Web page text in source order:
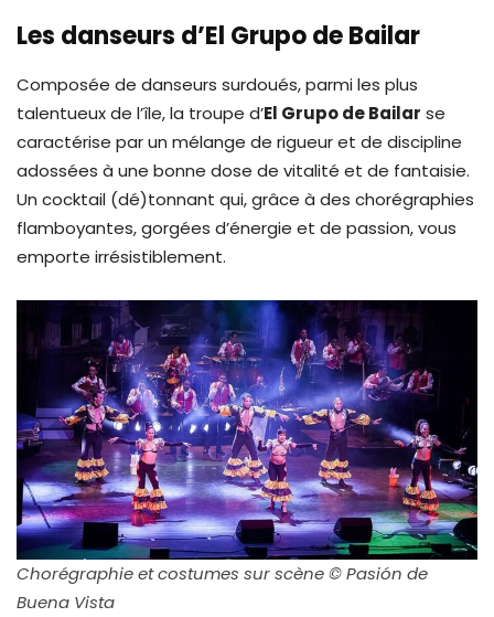
Les danseurs d’El Grupo de Bailar
Composée de danseurs surdoués, parmi les plus
talentueux de l’île, la troupe d’El Grupo de Bailar se
caractérise par un mélange de rigueur et de discipline
adossées à une bonne dose de vitalité et de fantaisie.
Un cocktail (dé)tonnant qui, grâce à des chorégraphies
flamboyantes, gorgées d’énergie et de passion, vous
emporte irrésistiblement.
Chorégraphie et costumes sur scène © Pasión de
Buena Vista